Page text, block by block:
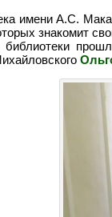
имени А.С.
знакомит
библиотеки